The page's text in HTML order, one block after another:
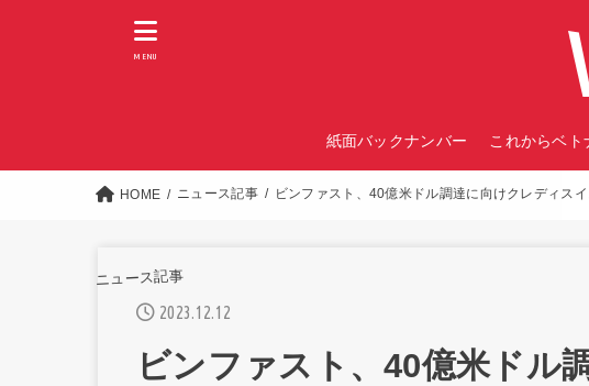
紙面バックナンバー これからベ
MENU
HOME ニュース記事 ビンファスト、40億米ドル調達に向けクレディス
ニュース記事
2023.12.12
ビンファスト、40億米ドル